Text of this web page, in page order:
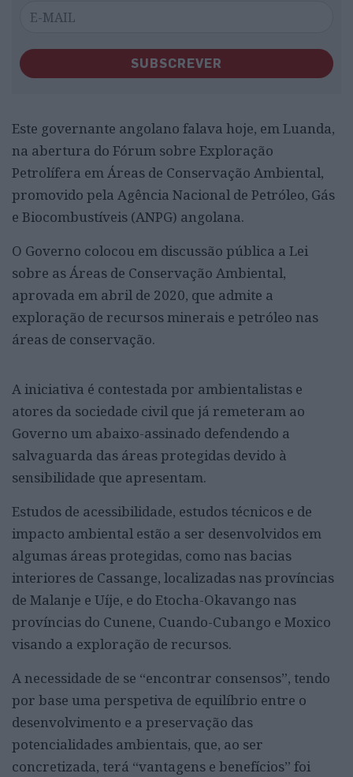
SUBSCREVER
Este governante angolano falava hoje, em Luanda,
na abertura do Fórum sobre Exploração
Petrolífera em Áreas de Conservação Ambiental,
promovido pela Agência Nacional de Petróleo, Gás
e Biocombustíveis (ANPG) angolana.
O Governo colocou em discussão pública a Lei
sobre as Áreas de Conservação Ambiental,
aprovada em abril de 2020, que admite a
exploração de recursos minerais e petróleo nas
áreas de conservação.
A iniciativa é contestada por ambientalistas e
atores da sociedade civil que já remeteram ao
Governo um abaixo-assinado defendendo a
salvaguarda das áreas protegidas devido à
sensibilidade que apresentam.
Estudos de acessibilidade, estudos técnicos e de
impacto ambiental estão a ser desenvolvidos em
algumas áreas protegidas, como nas bacias
interiores de Cassange, localizadas nas províncias
de Malanje e Uíje, e do Etocha-Okavango nas
províncias do Cunene, Cuando-Cubango e Moxico
visando a exploração de recursos.
A necessidade de se “encontrar consensos”, tendo
por base uma perspetiva de equilíbrio entre o
desenvolvimento e a preservação das
potencialidades ambientais, que, ao ser
concretizada, terá “vantagens e benefícios” foi